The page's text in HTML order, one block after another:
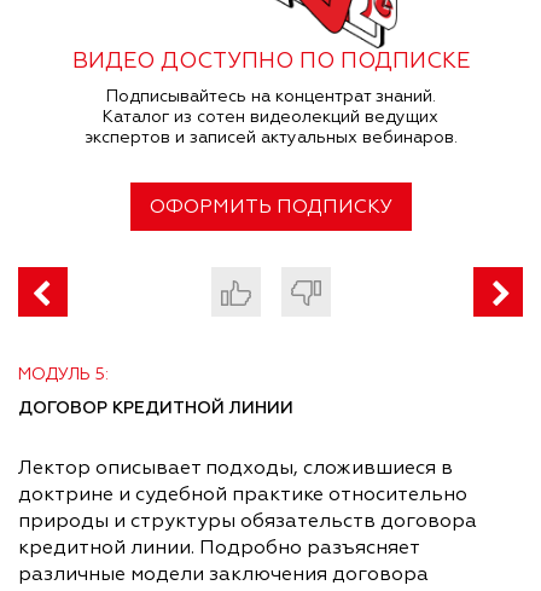
ВИДЕО ДОСТУПНО ПО ПОДПИСКЕ
Подписывайтесь на концентрат знаний.
Каталог из сотен видеолекций ведущих
экспертов и записей актуальных вебинаров.
ОФОРМИТЬ ПОДПИСКУ
МОДУЛЬ 5:
ДОГОВОР КРЕДИТНОЙ ЛИНИИ
Лектор описывает подходы, сложившиеся в
доктрине и судебной практике относительно
природы и структуры обязательств договора
кредитной линии. Подробно разъясняет
различные модели заключения договора